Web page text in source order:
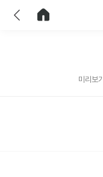
미리보기